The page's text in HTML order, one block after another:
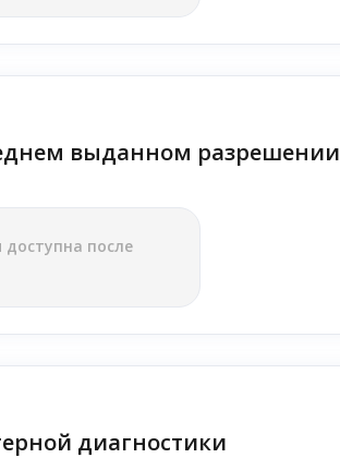
выданном разрешении
после
диагностики